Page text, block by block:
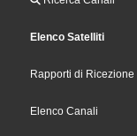
Elenco Satelliti
Rapporti di Ricezione
Elenco Canali